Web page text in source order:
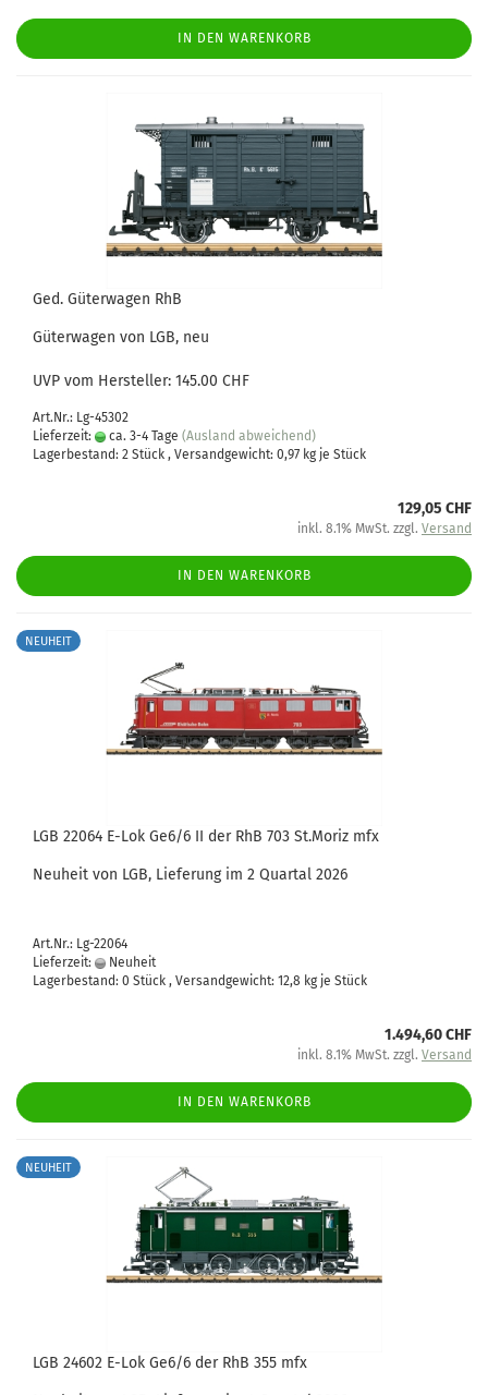
IN DEN WARENKORB
Ged. Güterwagen RhB
Güterwagen von LGB, neu
UVP vom Hersteller: 145.00 CHF
Art.Nr.: Lg-45302
Lieferzeit:
ca. 3-4 Tage (Ausland abweichend)
Lagerbestand: 2 Stück , Versandgewicht: 0,97 kg je Stück
129,05 CHF
inkl. 8.1% MwSt. zzgl. Versand
IN DEN WARENKORB
NEUHEIT
LGB 22064 E-Lok Ge6/6 II der RhB 703 St.Moriz mfx
Neuheit von LGB, Lieferung im 2 Quartal 2026
Art.Nr.: Lg-22064
Lieferzeit:
Neuheit
Lagerbestand: 0 Stück , Versandgewicht: 12,8 kg je Stück
1.494,60 CHF
inkl. 8.1% MwSt. zzgl. Versand
IN DEN WARENKORB
NEUHEIT
LGB 24602 E-Lok Ge6/6 der RhB 355 mfx